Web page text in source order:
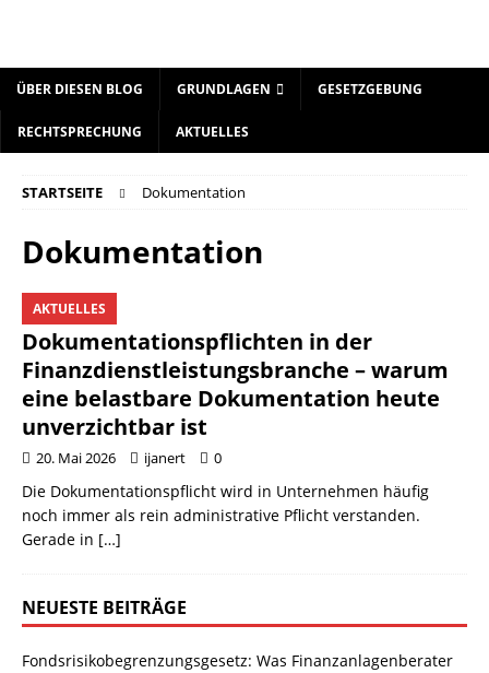
ÜBER DIESEN BLOG GRUNDLAGEN GESETZGEBUNG
RECHTSPRECHUNG AKTUELLES
STARTSEITE Dokumentation
Dokumentation
AKTUELLES
Dokumentationspflichten in der
Finanzdienstleistungsbranche – warum
eine belastbare Dokumentation heute
unverzichtbar ist
20. Mai 2026 ijanert 0
Die Dokumentationspflicht wird in Unternehmen häufig
noch immer als rein administrative Pflicht verstanden.
Gerade in […]
NEUESTE BEITRÄGE
Fondsrisikobegrenzungsgesetz: Was Finanzanlagenberater